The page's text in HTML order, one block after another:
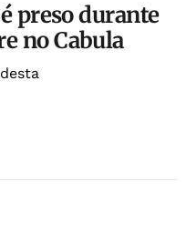
preso durante
no Cabula